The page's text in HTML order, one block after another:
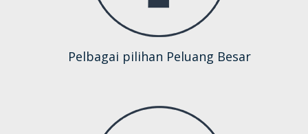
Pelbagai pilihan Peluang Besar